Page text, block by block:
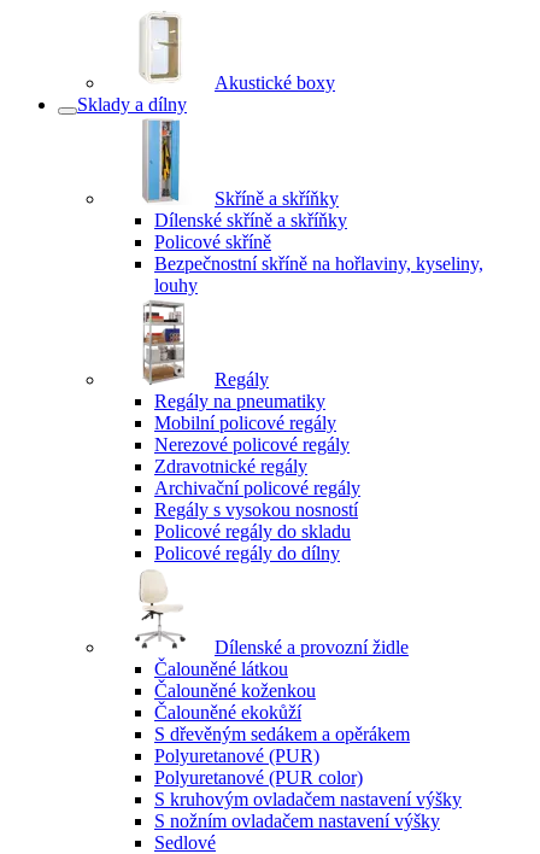
Akustické boxy
Sklady a dílny
Skříně a skříňky
Dílenské skříně a skříňky
Policové skříně
Bezpečnostní skříně na hořlaviny, kyseliny,
louhy
Regály
Regály na pneumatiky
Mobilní policové regály
Nerezové policové regály
Zdravotnické regály
Archivační policové regály
Regály s vysokou nosností
Policové regály do skladu
Policové regály do dílny
Dílenské a provozní židle
Čalouněné látkou
Čalouněné koženkou
Čalouněné ekokůží
S dřevěným sedákem a opěrákem
Polyuretanové (PUR)
Polyuretanové (PUR color)
S kruhovým ovladačem nastavení výšky
S nožním ovladačem nastavení výšky
Sedlové